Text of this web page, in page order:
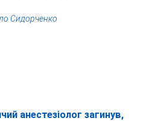
Сидорченко
анестезіолог загинув,